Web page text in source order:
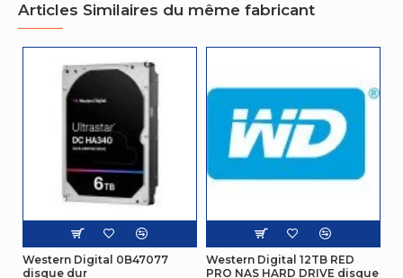
Conditions environnementales
Température d'opération
Température hors fonctionnement -40 - 70 °C
Gestion d'énergie
Autres caractéristiques
Articles Similaires du même fabricant
Western Digital 0B47077
disque dur
Western Digital 12TB RED
PRO NAS HARD DRIVE disque